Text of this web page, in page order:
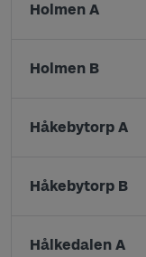
Holmen A
Holmen B
Håkebytorp A
Håkebytorp B
Hålkedalen A